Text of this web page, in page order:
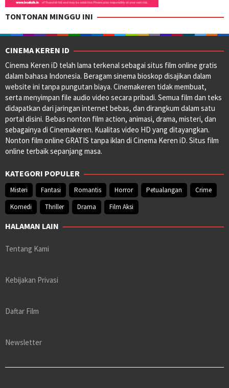
TONTONAN MINGGU INI
CINEMA KEREN ID
Cinema Keren iD telah lama terkenal sebagai situs film online gratis
dalam bahasa Indonesia. Beragam sinema bioskop disajikan dalam
website ini tanpa pungutan biaya. Cinemakeren tidak membuat,
serta menyimpan file audio video secara pribadi. Semua film dan teks
didapatkan dari jaringan internet bebas, dan dirangkum dalam satu
portal disini. Bebas nonton film action, animasi, drama, misteri, dan
sebagainya di Cinemakeren. Kualitas video HD yang ditayangkan.
Nonton film online GRATIS tanpa iklan di Cinema Keren iD. Situs film
online terbaik sepanjang masa.
KATEGORI POPULER
Misteri Fantasi Romantis Horror Petualangan
Crime
Komedi
Thriller Drama Film Aksi
HALAMAN LAIN
Tentang Kami
Kebijakan Privasi
Daftar Film
Newsletter